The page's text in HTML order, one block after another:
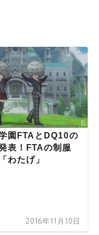
園FTAとDQ10の
表！FTAの制服
わたげ」
2016年11月10日